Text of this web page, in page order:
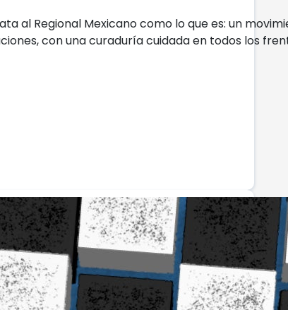
al Regional Mexicano como lo que es: un
con una curaduría cuidada en todos los